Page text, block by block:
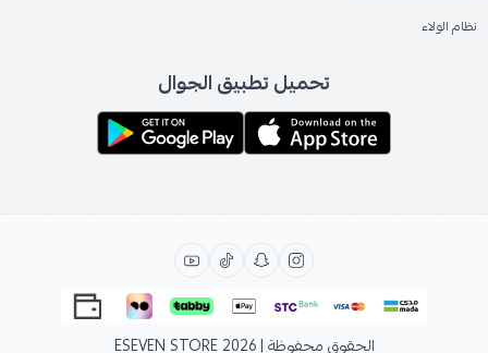
نظام الولاء
تحميل تطبيق الجوال
الحقوق محفوظة | 2026 ESEVEN STORE